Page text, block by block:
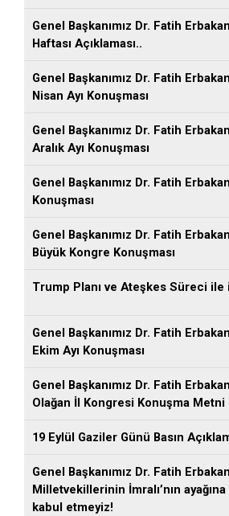
Genel Başkanımız Dr. Fatih
Haftası Açıklaması..
Genel Başkanımız Dr. Fatih
Nisan Ayı Konuşması
Genel Başkanımız Dr. Fatih
Aralık Ayı Konuşması
Genel Başkanımız Dr. Fatih
Konuşması
Genel Başkanımız Dr. Fatih
Büyük Kongre Konuşması
Trump Planı ve Ateşkes Süreci ile
Genel Başkanımız Dr. Fatih
Ekim Ayı Konuşması
Genel Başkanımız Dr. Fatih
Olağan İl Kongresi Konuşma Metni
19 Eylül Gaziler Günü Basın
Genel Başkanımız Dr. Fatih
Milletvekillerinin İmralı’nın
kabul etmeyiz!